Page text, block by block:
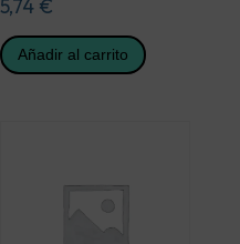
5,74 €
Añadir al carrito